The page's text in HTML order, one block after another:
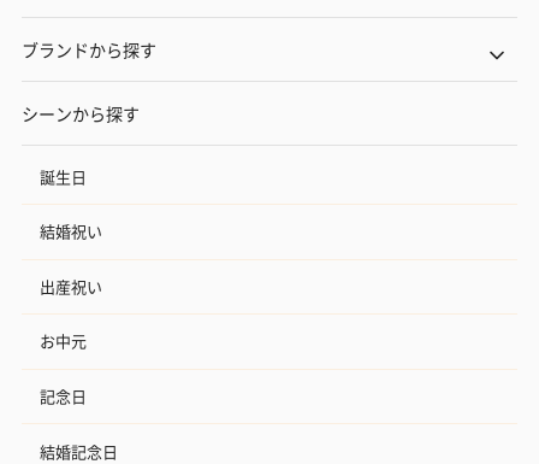
ブランドから探す
シーンから探す
誕生日
結婚祝い
出産祝い
お中元
記念日
結婚記念日